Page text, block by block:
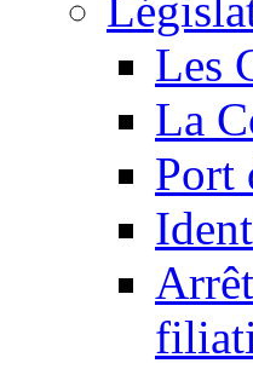
Les
La
Port